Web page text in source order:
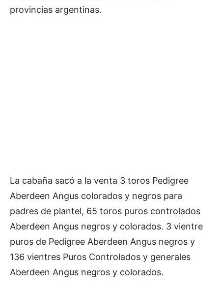
provincias argentinas.
La cabaña sacó a la venta 3 toros Pedigree
Aberdeen Angus colorados y negros para
padres de plantel, 65 toros puros controlados
Aberdeen Angus negros y colorados. 3 vientre
puros de Pedigree Aberdeen Angus negros y
136 vientres Puros Controlados y generales
Aberdeen Angus negros y colorados.